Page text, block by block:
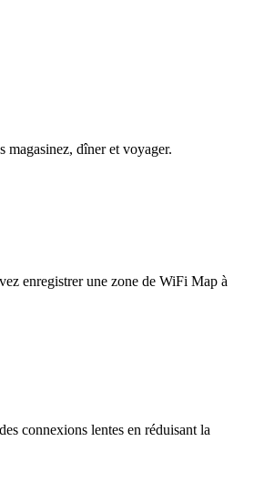
dîner et voyager.
enregistrer une zone de WiFi Map à
connexions lentes en réduisant la